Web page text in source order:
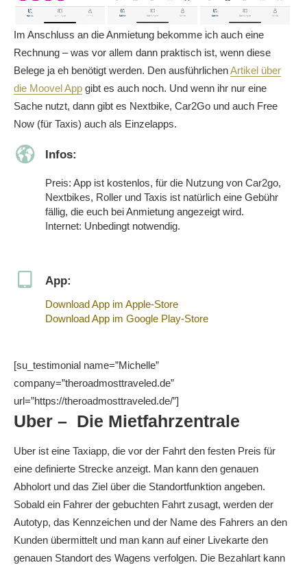
Im Anschluss an die Anmietung bekomme ich auch eine
Rechnung – was vor allem dann praktisch ist, wenn diese
Belege ja eh benötigt werden. Den ausführlichenArtikel über
die Moovel App gibt es auch noch. Und wenn ihr nur eine
Sache nutzt, dann gibt es Nextbike, Car2Go und auch Free
Now (für Taxis) auch als Einzelapps.
Infos:
Preis: App ist kostenlos, für die Nutzung von Car2go,
Nextbikes, Roller und Taxis ist natürlich eine Gebühr
fällig, die euch bei Anmietung angezeigt wird.
Internet: Unbedingt notwendig.
App:
Download App im Apple-Store
Download App im Google Play-Store
[su_testimonial name=”Michelle”
company=”theroadmosttraveled.de”
url=”https://theroadmosttraveled.de/”]
Uber – Die Mietfahrzentrale
Uber ist eine Taxiapp, die vor der Fahrt den festen Preis für
eine definierte Strecke anzeigt. Man kann den genauen
Abholort und das Ziel über die Standortfunktion angeben.
Sobald ein Fahrer der gebuchten Fahrt zusagt, werden der
Autotyp, das Kennzeichen und der Name des Fahrers an den
Kunden übermittelt und man kann auf einer Livekarte den
genauen Standort des Wagens verfolgen. Die Bezahlart kann